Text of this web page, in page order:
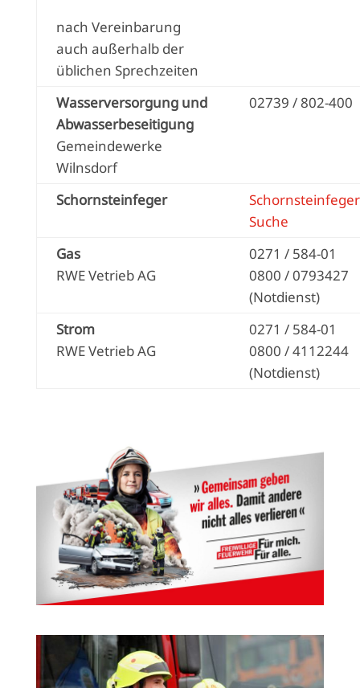
nach Vereinbarung
auch außerhalb der
üblichen Sprechzeiten
Wasserversorgung und
Abwasserbeseitigung
Gemeindewerke
Wilnsdorf
02739 / 802-400
Schornsteinfeger
Suche
Gas
RWE Vetrieb AG
0271 / 584-01
0800 / 0793427
(Notdienst)
Strom
RWE Vetrieb AG
0271 / 584-01
0800 / 4112244
(Notdienst)